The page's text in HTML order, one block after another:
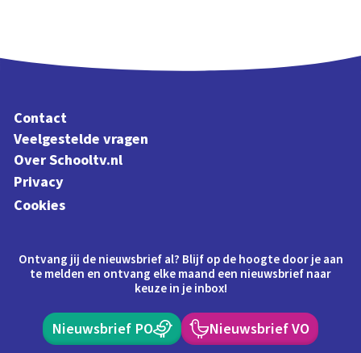
Contact
Veelgestelde vragen
Over Schooltv.nl
Privacy
Cookies
Ontvang jij de nieuwsbrief al? Blijf op de hoogte door je aan
te melden en ontvang elke maand een nieuwsbrief naar
keuze in je inbox!
Nieuwsbrief PO Nieuwsbrief VO